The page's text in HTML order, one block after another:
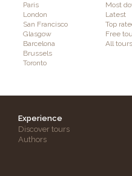
Paris
London
San Francisco
Glasgow
Barcelona
Brussels
Toronto
Most
Latest
Top
Free
All tours
Experience
Discover tours
Authors